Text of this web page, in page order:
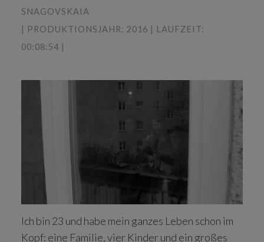
SNAGOVSKAIA
| PRODUKTIONSJAHR: 2016 | LAUFZEIT:
00:08:54 |
Ich bin 23 und habe mein ganzes Leben schon im
Kopf: eine Familie, vier Kinder und ein großes